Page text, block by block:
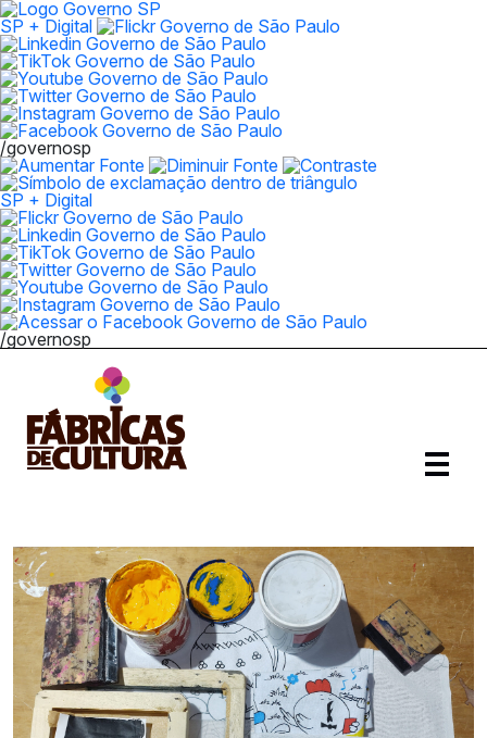
SP + Digital
/governosp
SP + Digital
/governosp